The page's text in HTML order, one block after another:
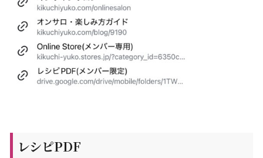
レシピPDF